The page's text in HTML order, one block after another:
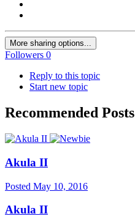
More sharing options...
Followers 0
Reply to this topic
Start new topic
Recommended Posts
Akula II
Posted May 10, 2016
Akula II